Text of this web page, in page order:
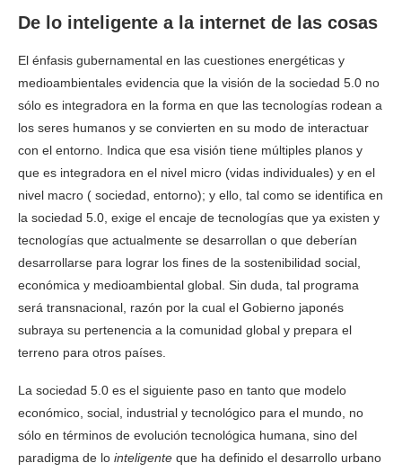
De lo inteligente a la internet de las cosas
El énfasis gubernamental en las cuestiones energéticas y
medioambientales evidencia que la visión de la sociedad 5.0 no
sólo es integradora en la forma en que las tecnologías rodean a
los seres humanos y se convierten en su modo de interactuar
con el entorno. Indica que esa visión tiene múltiples planos y
que es integradora en el nivel micro (vidas individuales) y en el
nivel macro ( sociedad, entorno); y ello, tal como se identifica en
la sociedad 5.0, exige el encaje de tecnologías que ya existen y
tecnologías que actualmente se desarrollan o que deberían
desarrollarse para lograr los fines de la sostenibilidad social,
económica y medioambiental global. Sin duda, tal programa
será transnacional, razón por la cual el Gobierno japonés
subraya su pertenencia a la comunidad global y prepara el
terreno para otros países.
La sociedad 5.0 es el siguiente paso en tanto que modelo
económico, social, industrial y tecnológico para el mundo, no
sólo en términos de evolución tecnológica humana, sino del
paradigma de lo inteligente que ha definido el desarrollo urbano